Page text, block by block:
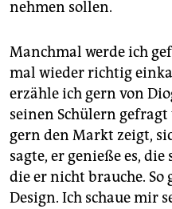
nehmen sollen.
Manchmal werde ich
mal wieder richtig
erzähle ich gern von
seinen Schülern
gern den Markt zeigt,
sagte, er genieße es,
die er nicht brauche.
Design. Ich schaue mir